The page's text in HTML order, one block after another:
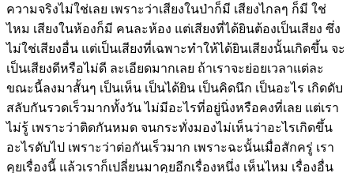
ความจริงไม่ใช่เลย เพราะว่าเสียงในป่าก็มี เสียงไกลๆ ก็มี ใช่
ไหม เสียงในห้องก็มี คนละห้อง แต่เสียงที่ได้ยินต้องเป็นเสียง ซึ่ง
ไม่ใช่เสียงอื่น แต่เป็นเสียงที่เฉพาะทำให้ได้ยินเสียงนั้นเกิดขึ้น จะ
เป็นเสียงดีหรือไม่ดี ละเอียดมากเลย ถ้าเราจะย่อยเวลาแต่ละ
ขณะนี้ลงมาสั้นๆ เป็นเห็น เป็นได้ยิน เป็นคิดนึก เป็นอะไร เกิดดับ
สลับกันรวดเร็วมากทั้งวัน ไม่มีอะไรที่อยู่นิ่งหรือคงที่เลย แต่เรา
ไม่รู้ เพราะว่าติดกันหมด จนกระทั่งมองไม่เห็นว่าอะไรเกิดขึ้น
อะไรดับไป เพราะว่าต่อกันเร็วมาก เพราะฉะนั้นเมื่อสักครู่ เรา
คุยเรื่องนี้ แล้วเราก็เปลี่ยนมาคุยอีกเรื่องหนึ่ง เห็นไหม เรื่องอื่น